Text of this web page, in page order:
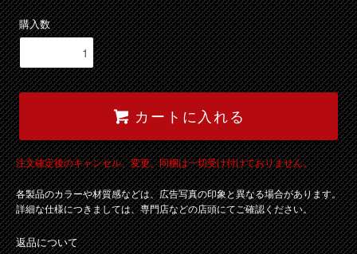
購入数
カートに入れる
注文確定後のキャンセル、変更、同梱は一切受け付けておりません。
各製品のカラーや材質感などは、広告写真の印象と異なる場合があります。
詳細な仕様につきましては、専門店などの店頭にてご確認ください。
返品について